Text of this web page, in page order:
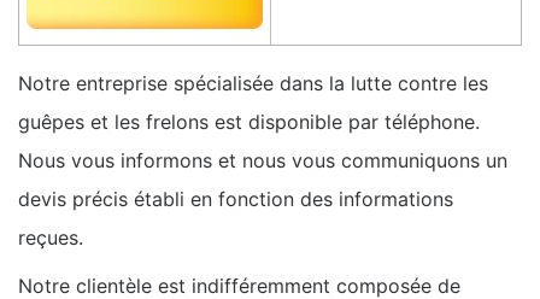
Notre entreprise spécialisée dans la lutte contre les
guêpes et les frelons est disponible par téléphone.
Nous vous informons et nous vous communiquons un
devis précis établi en fonction des informations
reçues.
Notre clientèle est indifféremment composée de